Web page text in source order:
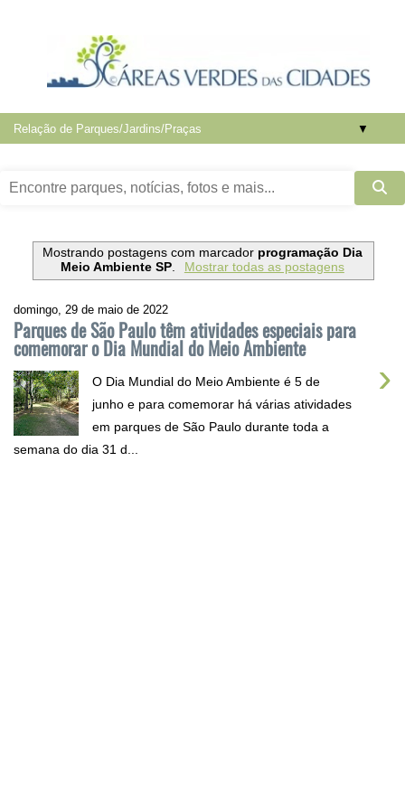
▼
Mostrando postagens com marcador programação Dia
Meio Ambiente SP. Mostrar todas as postagens
domingo, 29 de maio de 2022
Parques de São Paulo têm atividades especiais para
comemorar o Dia Mundial do Meio Ambiente
›
O Dia Mundial do Meio Ambiente é 5 de
junho e para comemorar há várias atividades
em parques de São Paulo durante toda a
semana do dia 31 d...